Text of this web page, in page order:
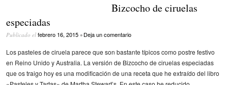
Bizcocho de ciruelas
especiadas
Publicado el febrero 16, 2015 • Deja un comentario
Los pasteles de ciruela parece que son bastante típicos como postre festivo
en Reino Unido y Australia. La versión de Bizcocho de ciruelas especiadas
que os traigo hoy es una modificación de una receta que he extraído del libro